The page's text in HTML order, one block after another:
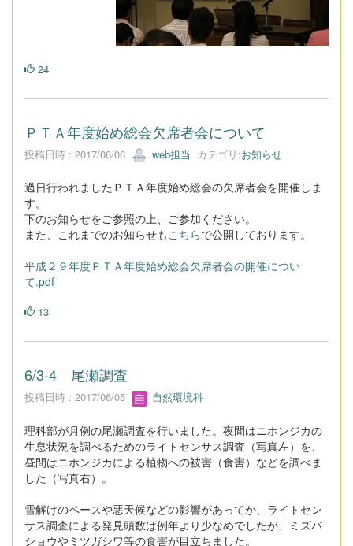
24
ＰＴＡ年度始め総会欠席者会について
投稿日時 : 2017/06/06 web担当 カテゴリ:お知らせ
過日行われましたＰＴＡ年度始め総会の欠席者会を開催しま
す。
下のお知らせをご参照の上、ご参加ください。
また、これまでのお知らせもこちらで公開しております。
平成２９年度ＰＴＡ年度始め総会欠席者会の開催につい
て.pdf
13
6/3-4 尾瀬調査
投稿日時 : 2017/06/05 自然環境科
理科部が月例の尾瀬調査を行いました。夜間はニホンジカの
生息状況を調べるためのライトセンサス調査（写真左）を、
昼間はニホンジカによる植物への被害（食害）などを調べま
した（写真右）。
雪解けのペースや悪天候などの影響があってか、ライトセン
サス調査による発見頭数は例年より少なめでしたが、ミズバ
ショウやミツガシワ等の食害が目立ちました。